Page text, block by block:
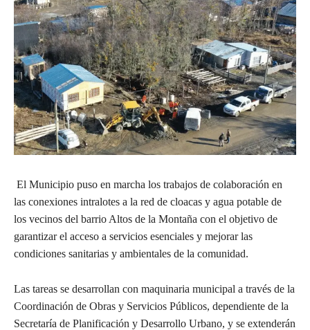
El Municipio puso en marcha los trabajos de colaboración en
las conexiones intralotes a la red de cloacas y agua potable de
los vecinos del barrio Altos de la Montaña con el objetivo de
garantizar el acceso a servicios esenciales y mejorar las
condiciones sanitarias y ambientales de la comunidad.
Las tareas se desarrollan con maquinaria municipal a través de la
Coordinación de Obras y Servicios Públicos, dependiente de la
Secretaría de Planificación y Desarrollo Urbano, y se extenderán